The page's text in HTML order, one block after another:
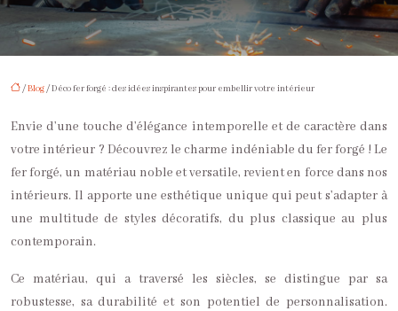
/Blog/ Déco fer forgé : des idées inspirantes pour embellir votre intérieur
Envie d’une touche d’élégance intemporelle et de caractère dans
votre intérieur ? Découvrez le charme indéniable du fer forgé ! Le
fer forgé, un matériau noble et versatile, revient en force dans nos
intérieurs. Il apporte une esthétique unique qui peut s’adapter à
une multitude de styles décoratifs, du plus classique au plus
contemporain.
Ce matériau, qui a traversé les siècles, se distingue par sa
robustesse, sa durabilité et son potentiel de personnalisation.